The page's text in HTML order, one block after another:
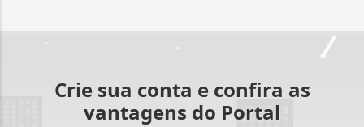
Crie sua conta e confira as
vantagens do Portal